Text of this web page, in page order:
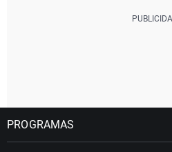
PROGRAMAS